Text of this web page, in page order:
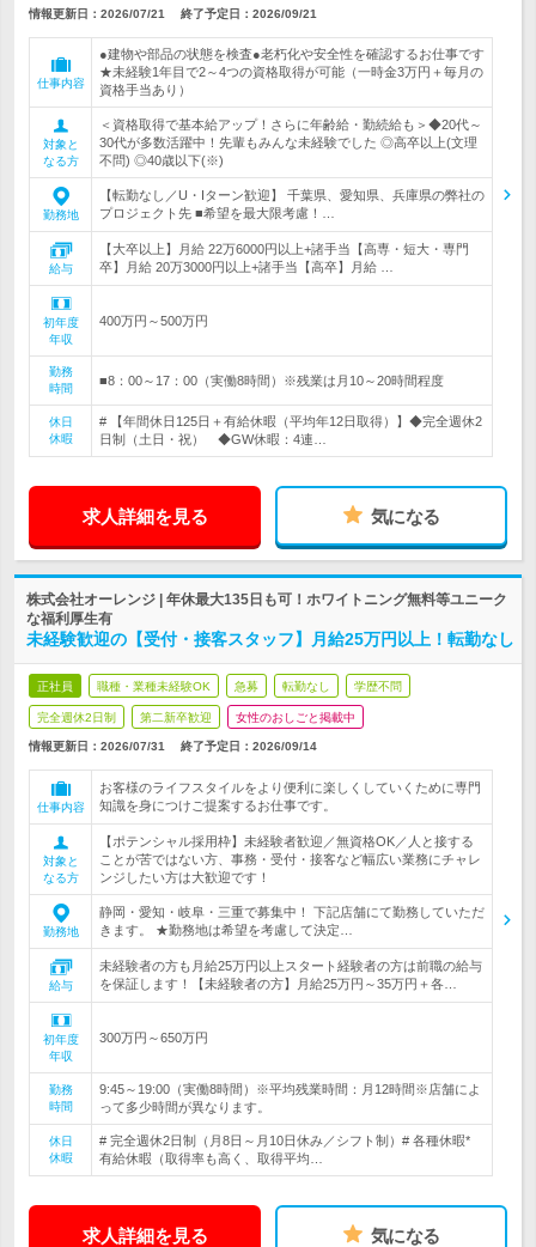
情報更新日：2026/07/21 終了予定日： 2026/09/21
仕事内容
●建物や部品の状態を検査●老朽化や安全性を確認するお仕事です
★未経験1年目で2～4つの資格取得が可能（一時金3万円＋毎月の
資格手当あり）
対象と
なる方
＜資格取得で基本給アップ！さらに年齢給・勤続給も＞◆20代～
30代が多数活躍中！先輩もみんな未経験でした ◎高卒以上(文理
不問) ◎40歳以下(※)
勤務地
【転勤なし／U・Iターン歓迎】 千葉県、愛知県、兵庫県の弊社の
プロジェクト先 ■希望を最大限考慮！…
給与
【大卒以上】月給 22万6000円以上+諸手当【高専・短大・専門
卒】月給 20万3000円以上+諸手当【高卒】月給 …
初年度
年収
400万円～500万円
勤務
時間
■8：00～17：00（実働8時間）※残業は月10～20時間程度
休日
休暇
# 【年間休日125日＋有給休暇（平均年12日取得）】◆完全週休2
日制（土日・祝） ◆GW休暇：4連…
求人詳細を見る 気になる
株式会社オーレンジ | 年休最大135日も可！ホワイトニング無料等ユニーク
な福利厚生有
未経験歓迎の【受付・接客スタッフ】月給25万円以上！転勤なし
正社員 職種・業種未経験OK 急募 転勤なし 学歴不問
完全週休2日制 第二新卒歓迎 女性のおしごと掲載中
情報更新日：2026/07/31 終了予定日： 2026/09/14
仕事内容
お客様のライフスタイルをより便利に楽しくしていくために専門
知識を身につけご提案するお仕事です。
対象と
なる方
【ポテンシャル採用枠】未経験者歓迎／無資格OK／人と接する
ことが苦ではない方、事務・受付・接客など幅広い業務にチャレ
ンジしたい方は大歓迎です！
勤務地
静岡・愛知・岐阜・三重で募集中！ 下記店舗にて勤務していただ
きます。 ★勤務地は希望を考慮して決定…
給与
未経験者の方も月給25万円以上スタート経験者の方は前職の給与
を保証します！【未経験者の方】月給25万円～35万円＋各…
初年度
年収
300万円～650万円
勤務
時間
9:45～19:00（実働8時間）※平均残業時間：月12時間※店舗によ
って多少時間が異なります。
休日
休暇
# 完全週休2日制（月8日～月10日休み／シフト制）# 各種休暇*
有給休暇（取得率も高く、取得平均…
求人詳細を見る 気になる